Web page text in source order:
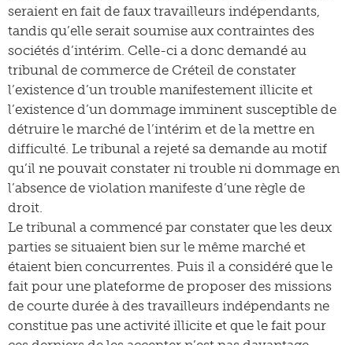
seraient en fait de faux travailleurs indépendants,
tandis qu’elle serait soumise aux contraintes des
sociétés d’intérim. Celle-ci a donc demandé au
tribunal de commerce de Créteil de constater
l’existence d’un trouble manifestement illicite et
l’existence d’un dommage imminent susceptible de
détruire le marché de l’intérim et de la mettre en
difficulté. Le tribunal a rejeté sa demande au motif
qu’il ne pouvait constater ni trouble ni dommage en
l’absence de violation manifeste d’une règle de
droit.
Le tribunal a commencé par constater que les deux
parties se situaient bien sur le même marché et
étaient bien concurrentes. Puis il a considéré que le
fait pour une plateforme de proposer des missions
de courte durée à des travailleurs indépendants ne
constitue pas une activité illicite et que le fait pour